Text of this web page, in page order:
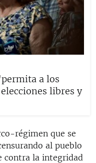
a los
libres y
régimen que se
al pueblo
contra la integridad